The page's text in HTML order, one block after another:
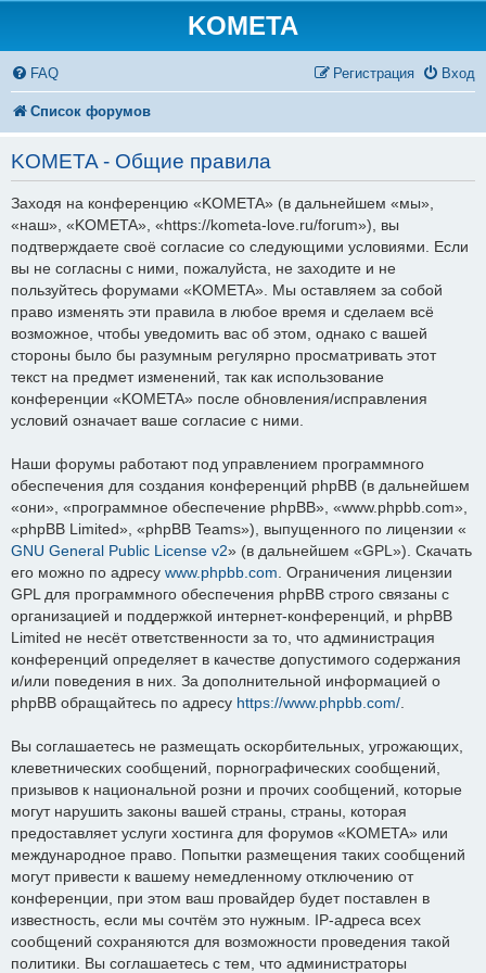
KOMETA
FAQ Вход
Регистрация
Список форумов
KOMETA - Общие правила
Заходя на конференцию «KOMETA» (в дальнейшем «мы»,
«наш», «KOMETA», «https://kometa-love.ru/forum»), вы
подтверждаете своё согласие со следующими условиями. Если
вы не согласны с ними, пожалуйста, не заходите и не
пользуйтесь форумами «KOMETA». Мы оставляем за собой
право изменять эти правила в любое время и сделаем всё
возможное, чтобы уведомить вас об этом, однако с вашей
стороны было бы разумным регулярно просматривать этот
текст на предмет изменений, так как использование
конференции «KOMETA» после обновления/исправления
условий означает ваше согласие с ними.
Наши форумы работают под управлением программного
обеспечения для создания конференций phpBB (в дальнейшем
«они», «программное обеспечение phpBB», «www.phpbb.com»,
«phpBB Limited», «phpBB Teams»), выпущенного по лицензии «
GNU General Public License v2» (в дальнейшем «GPL»). Скачать
его можно по адресу www.phpbb.com . Ограничения лицензии
GPL для программного обеспечения phpBB строго связаны с
организацией и поддержкой интернет-конференций, и phpBB
Limited не несёт ответственности за то, что администрация
конференций определяет в качестве допустимого содержания
и/или поведения в них. За дополнительной информацией о
phpBB обращайтесь по адресу https://www.phpbb.com/
Вы соглашаетесь не размещать оскорбительных, угрожающих,
клеветнических сообщений, порнографических сообщений,
призывов к национальной розни и прочих сообщений, которые
могут нарушить законы вашей страны, страны, которая
предоставляет услуги хостинга для форумов «KOMETA» или
международное право. Попытки размещения таких сообщений
могут привести к вашему немедленному отключению от
конференции, при этом ваш провайдер будет поставлен в
известность, если мы сочтём это нужным. IP-адреса всех
сообщений сохраняются для возможности проведения такой
политики. Вы соглашаетесь с тем, что администраторы